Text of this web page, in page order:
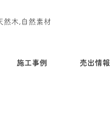
然木,自然素材
施工事例 売出情報